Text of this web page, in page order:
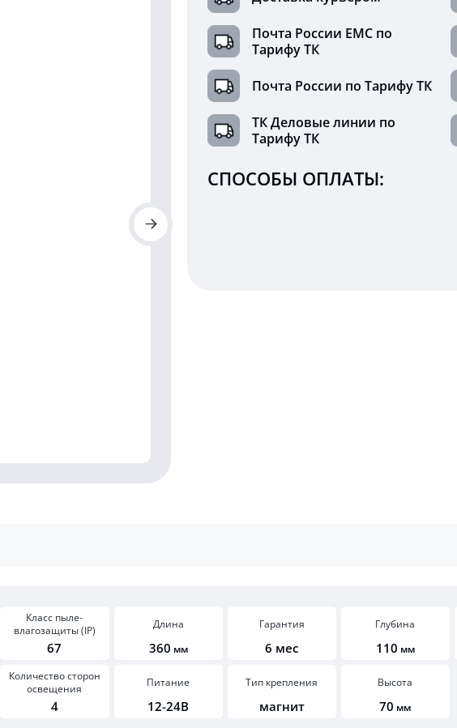
Почта России ЕМС по
Тарифу ТК
Почта России по Тарифу ТК
ТК Деловые линии по
Тарифу ТК
СПОСОБЫ ОПЛАТЫ:
Класс пыле-
влагозащиты (IP)
67
Длина
360 мм
Гарантия
6 мес
Глубина
110 мм
Количество сторон
освещения
4
Питание
12-24В
Тип крепления
магнит
Высота
70 мм